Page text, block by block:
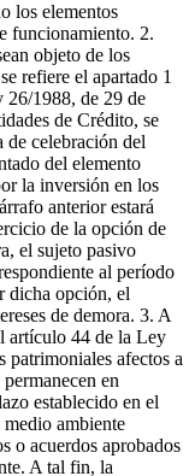
los elementos
funcionamiento. 2.
objeto de los
refiere el apartado 1
26/1988, de 29 de
de Crédito, se
de celebración del
del elemento
la inversión en los
anterior estará
de la opción de
el sujeto pasivo
al período
dicha opción, el
de demora. 3. A
artículo 44 de la Ley
patrimoniales afectos a
en
establecido en el
ambiente
o acuerdos aprobados
A tal fin, la